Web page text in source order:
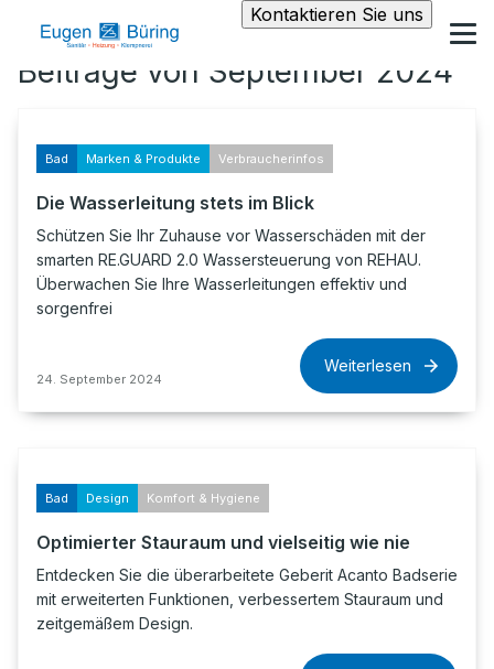
Kontaktieren Sie uns
Beiträge von September 2024
Bad Marken & Produkte Verbraucherinfos
Die Wasserleitung stets im Blick
Schützen Sie Ihr Zuhause vor Wasserschäden mit der
smarten RE.GUARD 2.0 Wassersteuerung von REHAU.
Überwachen Sie Ihre Wasserleitungen effektiv und
sorgenfrei
24. September 2024
Weiterlesen
Bad Design Komfort & Hygiene
Optimierter Stauraum und vielseitig wie nie
Entdecken Sie die überarbeitete Geberit Acanto Badserie
mit erweiterten Funktionen, verbessertem Stauraum und
zeitgemäßem Design.